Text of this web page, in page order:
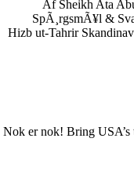
Af Sheikh Ata
SpÃ¸rgsmÃ¥l &
Hizb ut-Tahrir
Nok er nok! Bring USA’s